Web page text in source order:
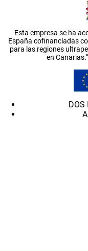
Esta empresa se ha
España cofinanciadas
para las regiones
en
DOS